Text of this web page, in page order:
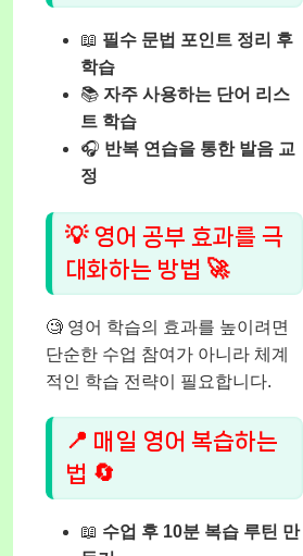
📖 필수 문법 포인트 정리 후
학습
📚 자주 사용하는 단어 리스
트 학습
🎧 반복 연습을 통한 발음 교
정
💡 영어 공부 효과를 극
대화하는 방법 🚀
🧐 영어 학습의 효과를 높이려면
단순한 수업 참여가 아니라 체계
적인 학습 전략이 필요합니다.
📍 매일 영어 복습하는
법 🔄
📖 수업 후 10분 복습 루틴 만